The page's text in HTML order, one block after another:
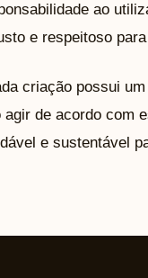
ao
e respeitoso
criação possui
de acordo com
e sustentável